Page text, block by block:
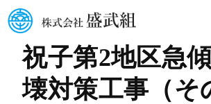
祝子第2地区急
壊対策工事（そ